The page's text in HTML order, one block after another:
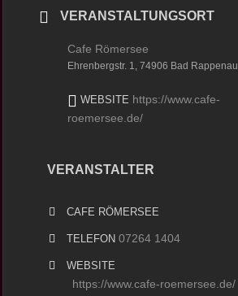
VERANSTALTUNGSORT
Cafe Römersee
Ehrenbergstr. 1, 74906 Bad Rappenau
WEBSITE https://www.cafe-
roemersee.de/
VERANSTALTER
CAFE RÖMERSEE
TELEFON 07264 1404
WEBSITE
https://www.cafe-roemersee.de/